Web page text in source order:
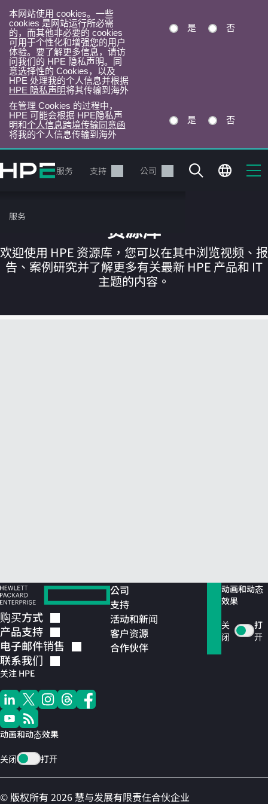
本网站使用 cookies。一些
cookies 是网站运行所必需
的，而其他非必要的 cookies
可用于个性化和增强您的用户
体验。要了解更多信息，请访
问我们的 HPE 隐私声明。同
意选择性的 Cookies，以及
HPE 处理我的个人信息并根据
HPE 隐私声明将其传输到海外
是 否
在管理 Cookies 的过程中，
HPE 可能会根据 HPE隐私声
明和个人信息跨境传输同意函
将我的个人信息传输到海外
是 否
转
到
目
录
产品 服务 支持 公司
服务
您的购物车目前是空的
资源库
欢迎使用 HPE 资源库，您可以在其中浏览视频、报
告、案例研究并了解更多有关最新 HPE 产品和 IT
主题的内容。
购买方式
产品支持
电子邮件销售
联系我们
关注 HPE
动画和动态效果
关闭 打开
公司
支持
活动和新闻
客户资源
合作伙伴
动画和动态
效果
关
闭
打
开
© 版权所有 2026 慧与发展有限责任合伙企业